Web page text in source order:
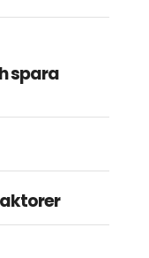
spara